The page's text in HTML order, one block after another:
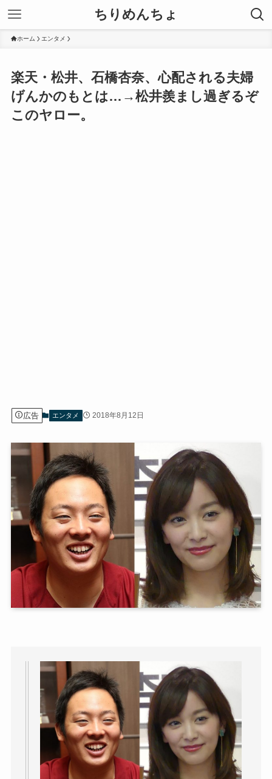
ちりめんちょ
ホーム エンタメ
楽天・松井、石橋杏奈、心配される夫婦
げんかのもとは…→松井羨まし過ぎるぞ
このヤロー。
広告 エンタメ 2018年8月12日